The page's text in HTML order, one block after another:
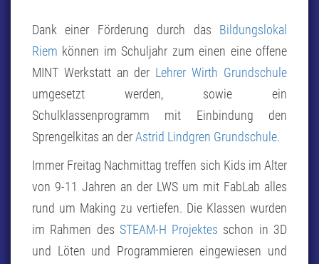
Dank einer Förderung durch das Bildungslokal
Riem können im Schuljahr zum einen eine offene
MINT Werkstatt an der Lehrer Wirth Grundschule
umgesetzt werden, sowie ein
Schulklassenprogramm mit Einbindung den
Sprengelkitas an derAstrid Lindgren Grundschule.
Immer Freitag Nachmittag treffen sich Kids im Alter
von 9-11 Jahren an der LWS um mit FabLab alles
rund um Making zu vertiefen. Die Klassen wurden
im Rahmen des STEAM-H Projektes schon in 3D
und Löten und Programmieren eingewiesen und